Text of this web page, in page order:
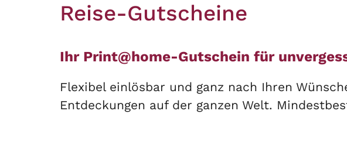
Reise-Gutscheine
Ihr Print@home-Gutschein für
Flexibel einlösbar und ganz nach Ihren
Entdeckungen auf der ganzen Welt.